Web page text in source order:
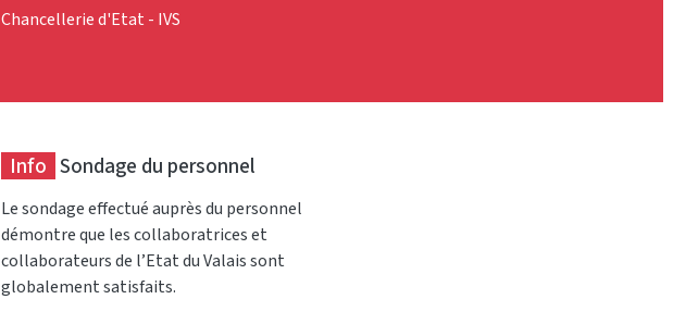
Chancellerie d'Etat - IVS
Info Sondage du personnel
Le sondage effectué auprès du personnel
démontre que les collaboratrices et
collaborateurs de l’Etat du Valais sont
globalement satisfaits.